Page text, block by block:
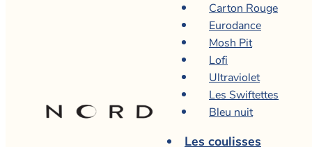
Carton Rouge
Eurodance
Mosh Pit
Lofi
Ultraviolet
Les Swiftettes
Bleu nuit
Les coulisses